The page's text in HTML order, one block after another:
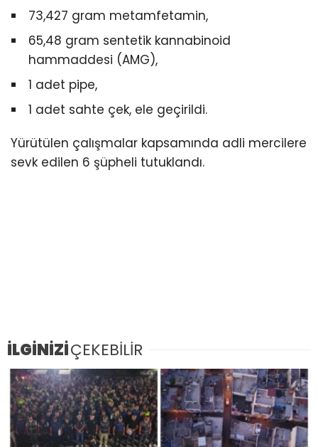
73,427 gram metamfetamin,
65,48 gram sentetik kannabinoid
hammaddesi (AMG),
1 adet pipe,
1 adet sahte çek, ele geçirildi.
Yürütülen çalışmalar kapsamında adli mercilere
sevk edilen 6 şüpheli tutuklandı.
İLGİNİZİÇEKEBİLİR